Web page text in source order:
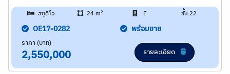
สตูดิโอ 24 m2 E ชั้น 22
OE17-0282 พร้อมขาย
ราคา (บาท)
2,550,000 รายละเอียด